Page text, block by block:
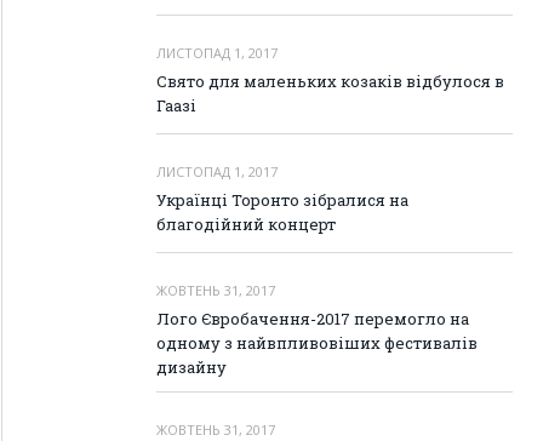
ЛИСТОПАД 1, 2017
Свято для маленьких козаків відбулося в
Гаазі
ЛИСТОПАД 1, 2017
Українці Торонто зібралися на
благодійний концерт
ЖОВТЕНЬ 31, 2017
Лого Євробачення-2017 перемогло на
одному з найвпливовіших фестивалів
дизайну
ЖОВТЕНЬ 31, 2017